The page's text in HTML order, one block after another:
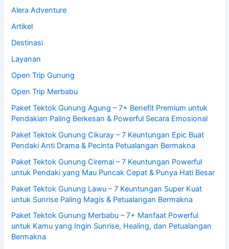
Alera Adventure
Artikel
Destinasi
Layanan
Open Trip Gunung
Open Trip Merbabu
Paket Tektok Gunung Agung – 7+ Benefit Premium untuk
Pendakian Paling Berkesan & Powerful Secara Emosional
Paket Tektok Gunung Cikuray – 7 Keuntungan Epic Buat
Pendaki Anti Drama & Pecinta Petualangan Bermakna
Paket Tektok Gunung Ciremai – 7 Keuntungan Powerful
untuk Pendaki yang Mau Puncak Cepat & Punya Hati Besar
Paket Tektok Gunung Lawu – 7 Keuntungan Super Kuat
untuk Sunrise Paling Magis & Petualangan Bermakna
Paket Tektok Gunung Merbabu – 7+ Manfaat Powerful
untuk Kamu yang Ingin Sunrise, Healing, dan Petualangan
Bermakna